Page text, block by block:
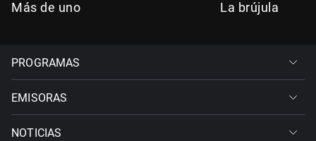
Más de uno La brújula
PROGRAMAS
EMISORAS
NOTICIAS